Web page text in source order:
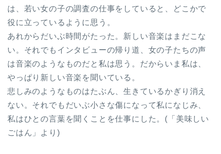
は、若い女の子の調査の仕事をしていると、どこかで
役に立っているように思う。
あれからだいぶ時間がたった。新しい音楽はまだこな
い。それでもインタビューの帰り道、女の子たちの声
は音楽のようなものだと私は思う。だからいま私は、
やっぱり新しい音楽を聞いている。
悲しみのようなものはたぶん、生きているかぎり消え
ない。それでもだいぶ小さな傷になって私になじみ、
私はひとの言葉を聞くことを仕事にした。(「美味しい
ごはん」より)